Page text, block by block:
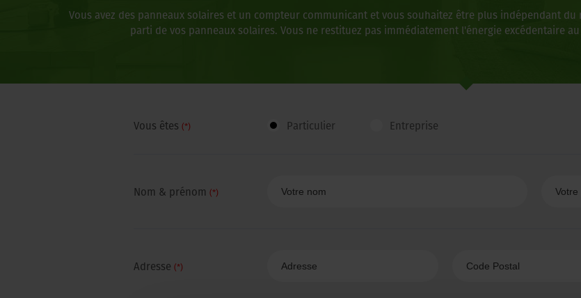
Vous avez des panneaux solaires et un compteur communicant et vous souhaitez être plus indépendant
parti de vos panneaux solaires. Vous ne restituez pas immédiatement l'énergie excédentaire
Vous êtes (*) Particulier Entreprise
Nom & prénom (*)
Adresse (*)